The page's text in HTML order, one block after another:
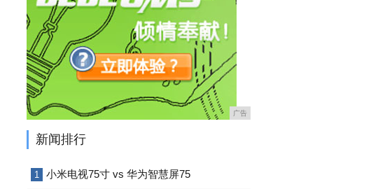
广告
新闻排行
1 小米电视75寸 vs 华为智慧屏75